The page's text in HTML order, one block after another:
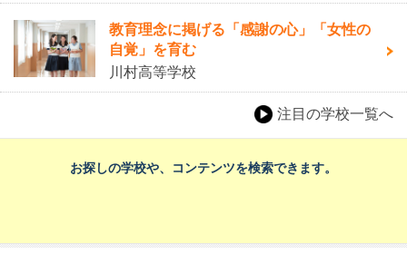
教育理念に掲げる「感謝の心」「女性の
自覚」を育む
川村高等学校
注目の学校一覧へ
お探しの学校や、コンテンツを検索できます。